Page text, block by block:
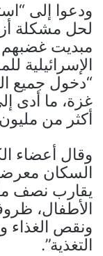
ودعوا إلى
لحل مشكلة
مبديت غضبهم
الإسرائيلية
“دخول جميع
غزة، ما أدى
أكثر من
السكان
يقارب نصف
الأطفال،
ونقص
التغذية”.